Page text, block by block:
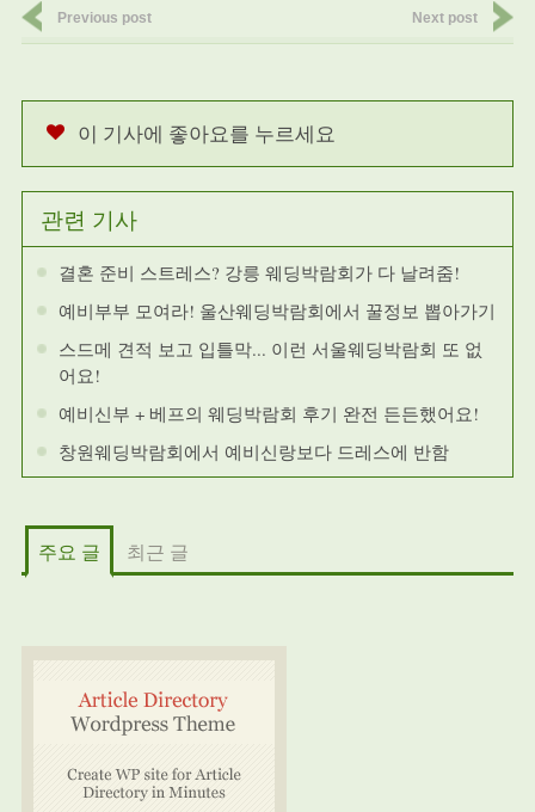
Previous post Next post
이 기사에 좋아요를 누르세요
관련 기사
결혼 준비 스트레스? 강릉 웨딩박람회가 다 날려줌!
예비부부 모여라! 울산웨딩박람회에서 꿀정보 뽑아가기
스드메 견적 보고 입틀막... 이런 서울웨딩박람회 또 없
어요!
예비신부 + 베프의 웨딩박람회 후기 완전 든든했어요!
창원웨딩박람회에서 예비신랑보다 드레스에 반함
주요 글 최근 글